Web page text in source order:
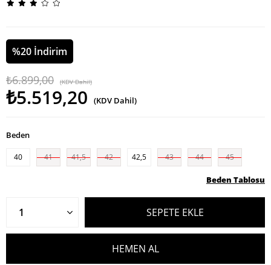
%20 İndirim
₺6.899,00 (KDV Dahil)
₺5.519,20 (KDV Dahil)
Beden
40 41 41,5 42 42,5 43 44 45
Beden Tablosu